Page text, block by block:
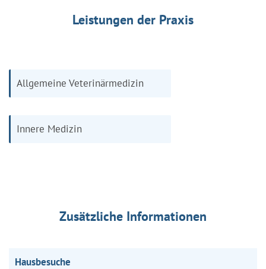
Leistungen der Praxis
Allgemeine Veterinärmedizin
Innere Medizin
Zusätzliche Informationen
Hausbesuche